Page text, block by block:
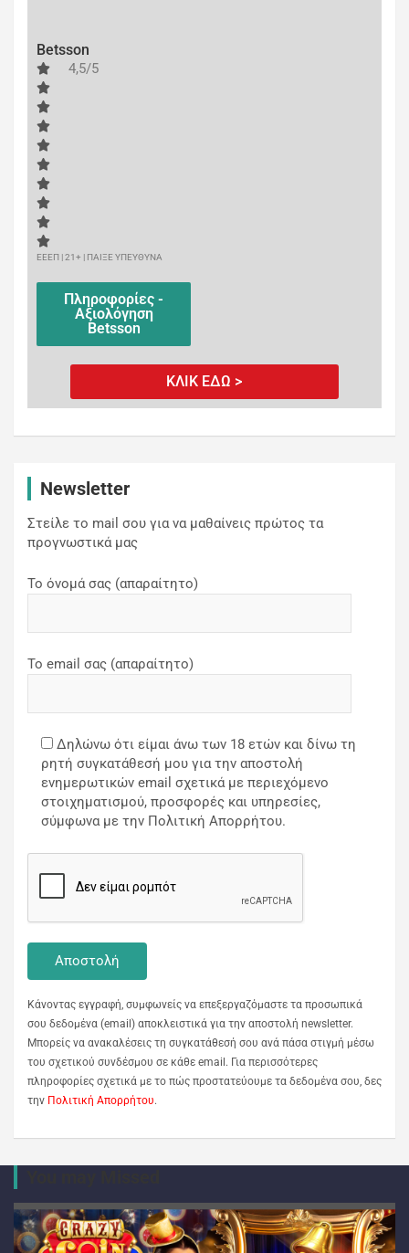
Betsson
4,5/5
ΕΕΕΠ | 21+ | ΠΑΙΞΕ ΥΠΕΥΘΥΝΑ
Πληροφορίες -
Αξιολόγηση
Betsson
ΚΛΙΚ ΕΔΩ >
Newsletter
Στείλε το mail σου για να μαθαίνεις πρώτος τα
προγνωστικά μας
Το όνομά σας (απαραίτητο)
Το email σας (απαραίτητο)
Δηλώνω ότι είμαι άνω των 18 ετών και δίνω τη
ρητή συγκατάθεσή μου για την αποστολή
ενημερωτικών email σχετικά με περιεχόμενο
στοιχηματισμού, προσφορές και υπηρεσίες,
σύμφωνα με την Πολιτική Απορρήτου.
Κάνοντας εγγραφή, συμφωνείς να επεξεργαζόμαστε τα προσωπικά
σου δεδομένα (email) αποκλειστικά για την αποστολή newsletter.
Μπορείς να ανακαλέσεις τη συγκατάθεσή σου ανά πάσα στιγμή μέσω
του σχετικού συνδέσμου σε κάθε email. Για περισσότερες
πληροφορίες σχετικά με το πώς προστατεύουμε τα δεδομένα σου, δες
την Πολιτική Απορρήτου.